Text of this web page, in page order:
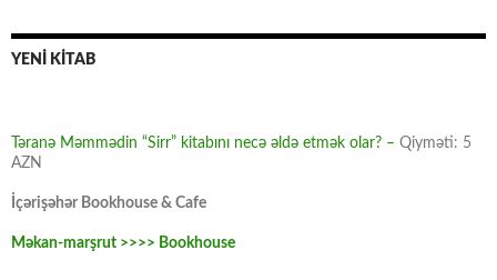
YENİ KİTAB
Təranə Məmmədin “Sirr” kitabını necə əldə etmək olar? – Qiyməti: 5
AZN
İçərişəhər Bookhouse & Cafe
Məkan-marşrut >>>> Bookhouse